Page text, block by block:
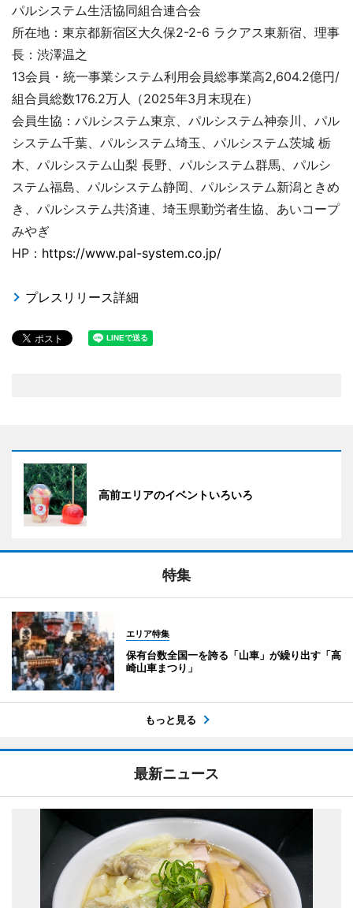
パルシステム生活協同組合連合会
所在地：東京都新宿区大久保2-2-6 ラクアス東新宿、理事
長：渋澤温之
13会員・統一事業システム利用会員総事業高2,604.2億円/
組合員総数176.2万人（2025年3月末現在）
会員生協：パルシステム東京、パルシステム神奈川、パル
システム千葉、パルシステム埼玉、パルシステム茨城 栃
木、パルシステム山梨 長野、パルシステム群馬、パルシ
ステム福島、パルシステム静岡、パルシステム新潟ときめ
き、パルシステム共済連、埼玉県勤労者生協、あいコープ
みやぎ
HP： https://www.pal-system.co.jp/
プレスリリース詳細
高前エリアのイベントいろいろ
特集
エリア特集
保有台数全国一を誇る「山車」が繰り出す「高
崎山車まつり」
もっと見る
最新ニュース